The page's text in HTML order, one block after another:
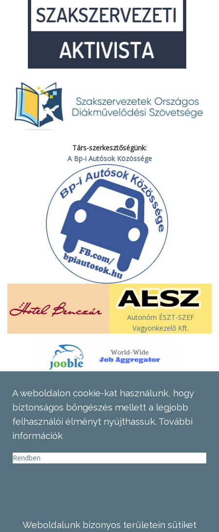
Társ-szerkesztőségünk:
A Bp-i Autósok Közössége
Autonóm ÉSZT-SZEF
Vagyonkezelő Kft.
A weboldalon cookie-kat használunk, hogy
biztonságos böngészés mellett a legjobb
felhasználói élményt nyújthassuk. További
információk
Rendben
Weboldalunk bizonyos területein sütiket